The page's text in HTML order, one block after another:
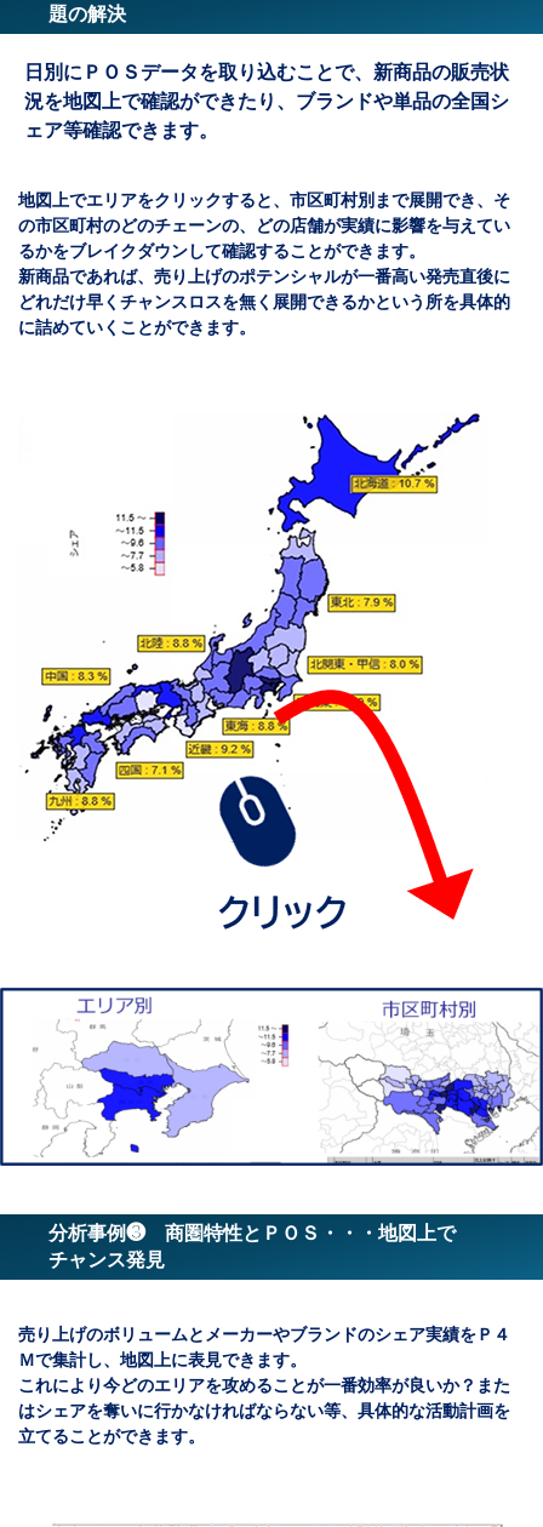
題の解決
日別にＰＯＳデータを取り込むことで、新商品の販売状
況を地図上で確認ができたり、ブランドや単品の全国シ
ェア等確認できます。
地図上でエリアをクリックすると、市区町村別まで展開でき、そ
の市区町村のどのチェーンの、どの店舗が実績に影響を与えてい
るかをブレイクダウンして確認することができます。
新商品であれば、売り上げのポテンシャルが一番高い発売直後に
どれだけ早くチャンスロスを無く展開できるかという所を具体的
に詰めていくことができます。
分析事例❸ 商圏特性とＰＯＳ・・・地図上で
チャンス発見
売り上げのボリュームとメーカーやブランドのシェア実績をＰ４
Ｍで集計し、地図上に表見できます。
これにより今どのエリアを攻めることが一番効率が良いか？また
はシェアを奪いに行かなければならない等、具体的な活動計画を
立てることができます。